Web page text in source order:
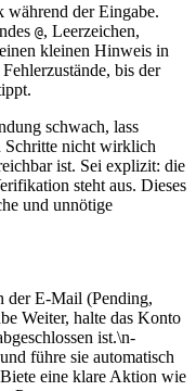
während der Eingabe.
@, Leerzeichen,
kleinen Hinweis in
bis der
schwach, lass
Schritte nicht wirklich
ist. Sei explizit: die
steht aus. Dieses
und unnötige
der E‑Mail (Pending,
Weiter, halte das Konto
ist.\n-
führe sie automatisch
eine klare Aktion wie